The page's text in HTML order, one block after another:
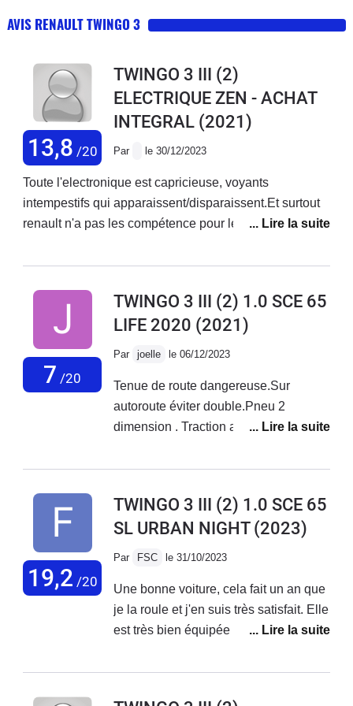
AVIS RENAULT TWINGO 3
13,8 /20
TWINGO 3 III (2)
ELECTRIQUE ZEN - ACHAT
INTEGRAL (2021)
Par le 30/12/2023
Toute l'electronique est capricieuse, voyants
intempestifs qui apparaissent/disparaissent.Et surtout
renault n'a pas les compétence pour les diagnotics de
7 /20
TWINGO 3 III (2) 1.0 SCE 65
LIFE 2020 (2021)
Par joelle le 06/12/2023
Tenue de route dangereuse.Sur
autoroute éviter double.Pneu 2
dimension . Traction arrière désastre,
.Renault c'est rater sur se modèle,a
revendre .
19,2 /20
TWINGO 3 III (2) 1.0 SCE 65
SL URBAN NIGHT(2023)
Par FSC le 31/10/2023
Une bonne voiture, cela fait un an que
je la roule et j'en suis très satisfait. Elle
est très bien équipée et est parfaite
rapides avec de temps en temps de